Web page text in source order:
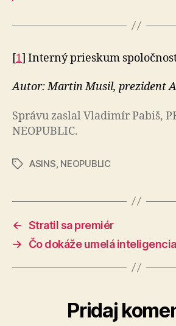
[1] Interný prieskum
Autor: Martin Musil, prezident
Správu zaslal Vladimír Pabiš,
NEOPUBLIC.
ZnačkyASINS NEOPUBLIC
← Stratil sa premiér
→
Čo dokáže umelá
Pridaj